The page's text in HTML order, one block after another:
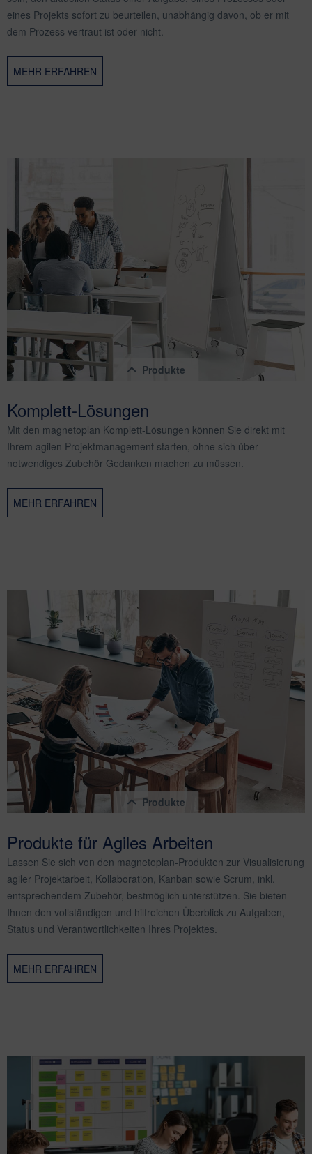
eines Projekts sofort zu beurteilen, unabhängig davon, ob er mit
dem Prozess vertraut ist oder nicht.
MEHR ERFAHREN
Produkte
magnetoplan Design-Thinking Whiteboard-Kit
Komplett-Lösungen
Mit den magnetoplan Komplett-Lösungen können Sie direkt mit
Ihrem agilen Projektmanagement starten, ohne sich über
notwendiges Zubehör Gedanken machen zu müssen.
MEHR ERFAHREN
Produkte
magnetoplan Infinity Wall, mobil
Produkte für Agiles Arbeiten
Lassen Sie sich von den magnetoplan-Produkten zur Visualisierung
agiler Projektarbeit, Kollaboration, Kanban sowie Scrum, inkl.
entsprechendem Zubehör, bestmöglich unterstützen. Sie bieten
Ihnen den vollständigen und hilfreichen Überblick zu Aufgaben,
Status und Verantwortlichkeiten Ihres Projektes.
MEHR ERFAHREN